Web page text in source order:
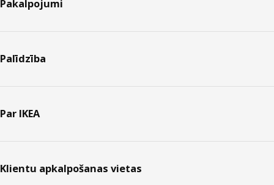
Pakalpojumi
Palīdzība
Par IKEA
Klientu apkalpošanas vietas